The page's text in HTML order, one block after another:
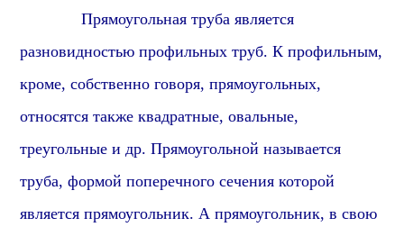
Прямоугольная труба является
разновидностью профильных труб. К профильным,
кроме, собственно говоря,прямоугольных,
относятся такжеквадратные, овальные,
треугольные и др.Прямоугольной называется
труба, формой поперечного сечения которой
являетсяпрямоугольник. Апрямоугольник, в свою